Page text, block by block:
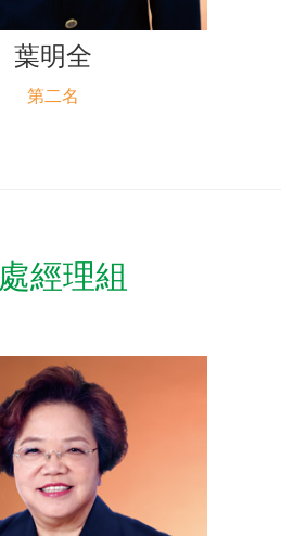
葉明全
第二名
處經理組